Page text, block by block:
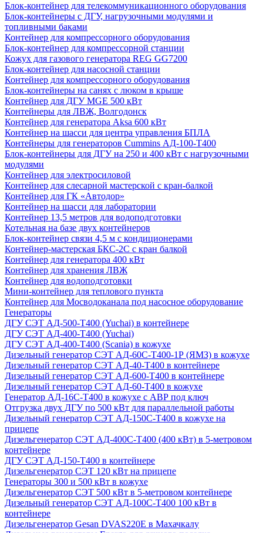
Блок-контейнер для телекоммуникационного оборудования
Блок-контейнеры с ДГУ, нагрузочными модулями и
топливными баками
Контейнер для компрессорного оборудования
Блок-контейнер для компрессорной станции
Кожух для газового генератора REG GG7200
Блок-контейнер для насосной станции
Контейнер для компрессорного оборудования
Блок-контейнеры на санях с люком в крыше
Контейнер для ДГУ MGE 500 кВт
Контейнеры для ЛВЖ, Волгодонск
Контейнер для генератора Aksa 600 кВт
Контейнер на шасси для центра управления БПЛА
Контейнеры для генераторов Cummins АД-100-Т400
Блок-контейнеры для ДГУ на 250 и 400 кВт с нагрузочными
модулями
Контейнер для электросиловой
Контейнер для слесарной мастерской с кран-балкой
Контейнер для ГК «Автодор»
Контейнер на шасси для лаборатории
Контейнер 13,5 метров для водоподготовки
Котельная на базе двух контейнеров
Блок-контейнер связи 4,5 м с кондиционерами
Контейнер-мастерская БКС-2С с кран балкой
Контейнер для генератора 400 кВт
Контейнер для хранения ЛВЖ
Контейнер для водоподготовки
Мини-контейнер для теплового пункта
Контейнер для Мосводоканала под насосное оборудование
Генераторы
ДГУ СЭТ АД-500-Т400 (Yuchai) в контейнере
ДГУ СЭТ АД-400-Т400 (Yuchai)
ДГУ СЭТ АД-400-Т400 (Scania) в кожухе
Дизельный генератор СЭТ АД-60С-Т400-1Р (ЯМЗ) в кожухе
Дизельный генератор СЭТ АД-40-Т400 в контейнере
Дизельный генератор СЭТ АД-600-Т400 в контейнере
Дизельный генератор СЭТ АД-60-Т400 в кожухе
Генератор АД-16С-Т400 в кожухе с АВР под ключ
Отгрузка двух ДГУ по 500 кВт для параллельной работы
Дизельный генератор СЭТ АД-150С-Т400 в кожухе на
прицепе
Дизельгенератор СЭТ АД-400С-Т400 (400 кВт) в 5-метровом
контейнере
ДГУ СЭТ АД-150-Т400 в контейнере
Дизельгенератор СЭТ 120 кВт на прицепе
Генераторы 300 и 500 кВт в кожухе
Дизельгенератор СЭТ 500 кВт в 5-метровом контейнере
Дизельный генератор СЭТ АД-100С-Т400 100 кВт в
контейнере
Дизельгенератор Gesan DVAS220E в Махачкалу